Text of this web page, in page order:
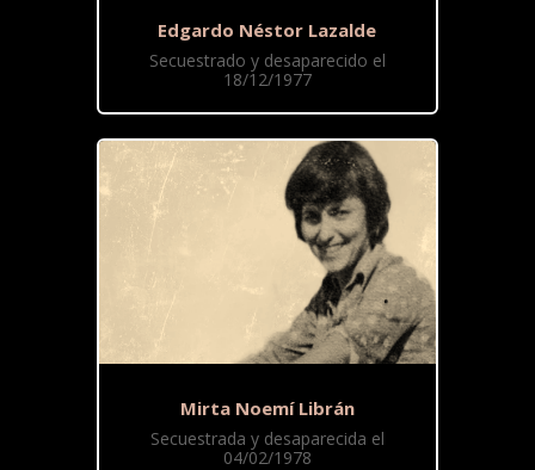
Edgardo Néstor Lazalde
Secuestrado y desaparecido el
18/12/1977
Mirta Noemí Librán
Secuestrada y desaparecida el
04/02/1978